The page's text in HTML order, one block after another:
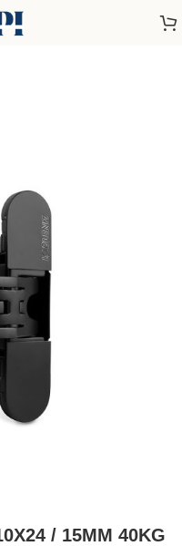
/ 15MM 40KG